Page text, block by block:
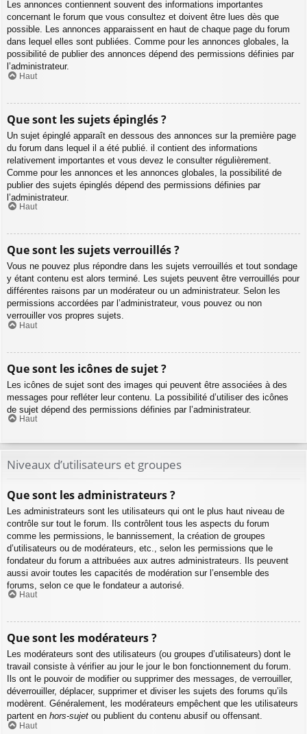
Les annonces contiennent souvent des informations importantes
concernant le forum que vous consultez et doivent être lues dès que
possible. Les annonces apparaissent en haut de chaque page du forum
dans lequel elles sont publiées. Comme pour les annonces globales, la
possibilité de publier des annonces dépend des permissions définies par
l’administrateur.
Haut
Que sont les sujets épinglés ?
Un sujet épinglé apparaît en dessous des annonces sur la première page
du forum dans lequel il a été publié. il contient des informations
relativement importantes et vous devez le consulter régulièrement.
Comme pour les annonces et les annonces globales, la possibilité de
publier des sujets épinglés dépend des permissions définies par
l’administrateur.
Haut
Que sont les sujets verrouillés ?
Vous ne pouvez plus répondre dans les sujets verrouillés et tout sondage
y étant contenu est alors terminé. Les sujets peuvent être verrouillés pour
différentes raisons par un modérateur ou un administrateur. Selon les
permissions accordées par l’administrateur, vous pouvez ou non
verrouiller vos propres sujets.
Haut
Que sont les icônes de sujet ?
Les icônes de sujet sont des images qui peuvent être associées à des
messages pour refléter leur contenu. La possibilité d’utiliser des icônes
de sujet dépend des permissions définies par l’administrateur.
Haut
Niveaux d’utilisateurs et groupes
Que sont les administrateurs ?
Les administrateurs sont les utilisateurs qui ont le plus haut niveau de
contrôle sur tout le forum. Ils contrôlent tous les aspects du forum
comme les permissions, le bannissement, la création de groupes
d’utilisateurs ou de modérateurs, etc., selon les permissions que le
fondateur du forum a attribuées aux autres administrateurs. Ils peuvent
aussi avoir toutes les capacités de modération sur l’ensemble des
forums, selon ce que le fondateur a autorisé.
Haut
Que sont les modérateurs ?
Les modérateurs sont des utilisateurs (ou groupes d’utilisateurs) dont le
travail consiste à vérifier au jour le jour le bon fonctionnement du forum.
Ils ont le pouvoir de modifier ou supprimer des messages, de verrouiller,
déverrouiller, déplacer, supprimer et diviser les sujets des forums qu’ils
modèrent. Généralement, les modérateurs empêchent que les utilisateurs
partent en hors-sujet ou publient du contenu abusif ou offensant.
Haut